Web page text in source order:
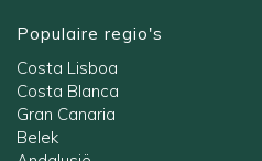
Populaire regio's
Costa Lisboa
Costa Blanca
Gran Canaria
Belek